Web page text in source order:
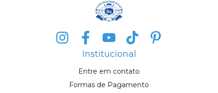
Institucional
Entre em contato
Formas de Pagamento